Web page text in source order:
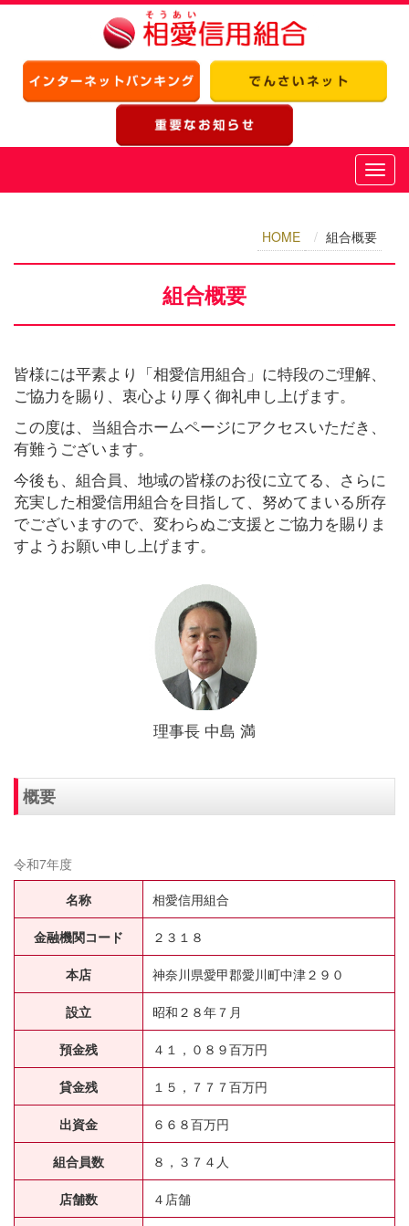
HOME 組合概要
組合概要
皆様には平素より「相愛信用組合」に特段のご理解、
ご協力を賜り、衷心より厚く御礼申し上げます。
この度は、当組合ホームページにアクセスいただき、
有難うございます。
今後も、組合員、地域の皆様のお役に立てる、さらに
充実した相愛信用組合を目指して、努めてまいる所存
でございますので、変わらぬご支援とご協力を賜りま
すようお願い申し上げます。
理事長 中島 満
概要
令和7年度
名称
相愛信用組合
金融機関コード ２３１８
本店 神奈川県愛甲郡愛川町中津２９０
設立 昭和２８年７月
預金残 ４１，０８９百万円
貸金残 １５，７７７百万円
出資金 ６６８百万円
組合員数 ８，３７４人
店舗数 ４店舗